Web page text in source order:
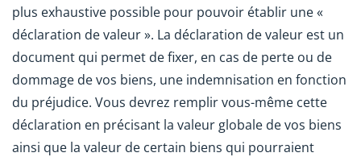
plus exhaustive possible pour pouvoir établir une «
déclaration de valeur ». La déclaration de valeur est un
document qui permet de fixer, en cas de perte ou de
dommage de vos biens, une indemnisation en fonction
du préjudice. Vous devrez remplir vous-même cette
déclaration en précisant la valeur globale de vos biens
ainsi que la valeur de certain biens qui pourraient